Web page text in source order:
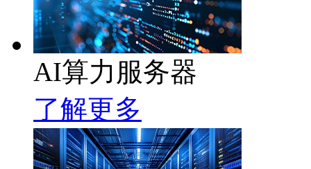
AI算力服务器
了解更多